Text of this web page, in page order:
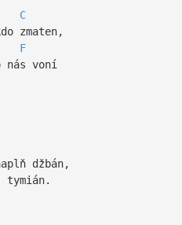
C
zmaten,
F
voní
džbán,
tymián.